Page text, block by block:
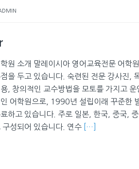
원 소개 말레이시아 영어교육전문 어학
을 두고 있습니다. 숙련된 전문 강사진,
용, 창의적인 교수방법을 모토를 가지고
어학원으로, 1990년 설립이래 꾸준한
하고 있습니다. 주로 일본, 한국, 중국,
구성되어 있습니다. 연수
[…]